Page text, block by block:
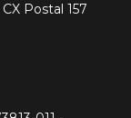
Postal 157